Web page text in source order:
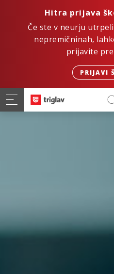
Hitra prijava
Če ste v neurju
nepremičninah,
prijavite
PRIJAVI